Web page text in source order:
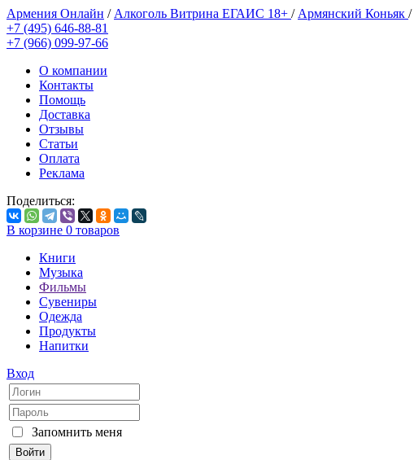
Армения Онлайн / Алкоголь Витрина ЕГАИС 18+ / Армянский Коньяк /
+7 (495) 646-88-81
+7 (966) 099-97-66
О компании
Контакты
Помощь
Доставка
Отзывы
Статьи
Оплата
Реклама
Поделиться:
В корзине 0 товаров
Книги
Музыка
Фильмы
Сувениры
Одежда
Продукты
Напитки
Вход
Запомнить меня